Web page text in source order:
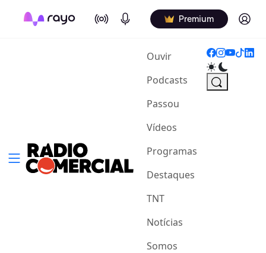
On Air Podcasts Premium Log in
Ouvir(current)
Podcasts
Passou
Vídeos
Programas
Destaques
TNT
Notícias
Somos